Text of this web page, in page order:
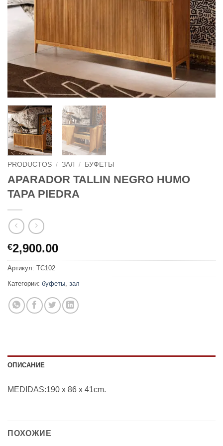
PRODUCTOS / ЗАЛ / БУФЕТЫ
APARADOR TALLIN NEGRO HUMO
TAPA PIEDRA
€2,900.00
Артикул: TC102
Категории: буфеты зал
ОПИСАНИЕ
MEDIDAS:190 x 86 x 41cm.
ПОХОЖИЕ